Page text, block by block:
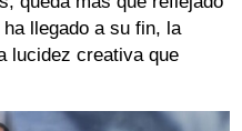
llegado a su fin, la
lucidez creativa que